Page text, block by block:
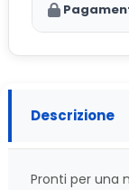
Descrizione
Pronti per una